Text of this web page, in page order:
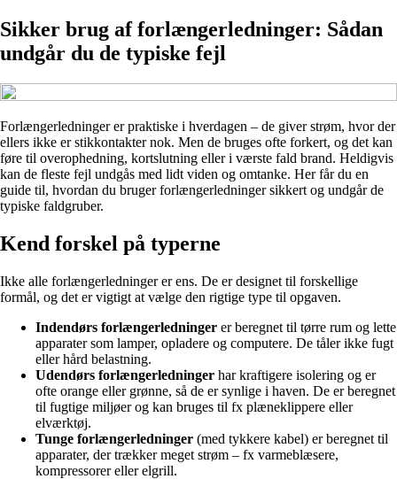
Sikker brug af forlængerledninger: Sådan
undgår du de typiske fejl
Forlængerledninger er praktiske i hverdagen – de giver strøm, hvor der
ellers ikke er stikkontakter nok. Men de bruges ofte forkert, og det kan
føre til overophedning, kortslutning eller i værste fald brand. Heldigvis
kan de fleste fejl undgås med lidt viden og omtanke. Her får du en
guide til, hvordan du bruger forlængerledninger sikkert og undgår de
typiske faldgruber.
Kend forskel på typerne
Ikke alle forlængerledninger er ens. De er designet til forskellige
formål, og det er vigtigt at vælge den rigtige type til opgaven.
Indendørs forlængerledninger er beregnet til tørre rum og lette
apparater som lamper, opladere og computere. De tåler ikke fugt
eller hård belastning.
Udendørs forlængerledninger har kraftigere isolering og er
ofte orange eller grønne, så de er synlige i haven. De er beregnet
til fugtige miljøer og kan bruges til fx plæneklippere eller
elværktøj.
Tunge forlængerledninger (med tykkere kabel) er beregnet til
apparater, der trækker meget strøm – fx varmeblæsere,
kompressorer eller elgrill.